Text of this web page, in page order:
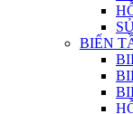
BIẾN